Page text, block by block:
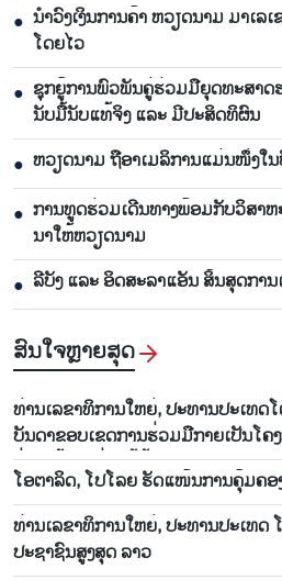
● ນຳ​ວົງ​ເງິນ​ການ​ຄ້າ ຫວຽດ​ນາມ ມາ​ເລ​
ໂດຍ​ໄວ
● ຊຸກ​ຍູ້​ການ​ພົວ​ພັນ​ຄູ່​ຮ່ວມ​ມື​ຍຸດ​ທະ​ສາດ​
ນັບ​ມື້​ນັບ​ແທ້​ຈິງ ແລະ ມີ​ປະ​ສິດ​ທິ​ຜົນ
● ຫ​ວຽດ​ນາມ ຖື​ອາ​ເມ​ລິ​ການ​ແມ່ນ​ໜຶ່ງ​
● ການ​ທູດ​ຮ່ວມ​ເດີນ​ທາງ​ພ້ອມກັບ​ວິ​ສາ​
ນາ​ໃຫ້​ຫວຽດ​ນາມ
● ລີ​ບັງ ແລະ ອິດ​ສະ​ລາ​ແອັນ ສິ້ນ​ສຸດ​ກາ
ສົນ​ໃຈ​ຫຼາຍ​ສຸດ
ທ່ານ​ເລ​ຂາ​ທິ​ການ​ໃຫຍ່, ປະ​ທານ​ປະ​ເທດ​
ບັນ​ດາ​ຂອບ​ເຂດ​ການ​ຮ່ວມ​ມື​ກາຍ​ເປັນ​ໂຄ
ຢ່າງ​ແທ້​ຈິງ​ແມ່ນ​ໄມ້ຫຼ້າ​ວັດ​ແທກ
ໂອ​ຕາ​ລິດ, ໂປ​ໂລຍ ຮັດ​ແໜ້ນ​ການ​ຄຸ້ມ​ຄອ
ທ່ານເລຂາທິການໃຫຍ່, ປະທານປະເທດ
ປະຊາຊົນສູງສຸດ ລາວ